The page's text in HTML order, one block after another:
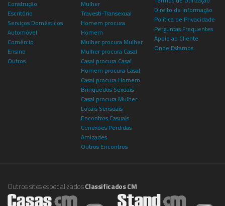
Construção
Escritório
Serviços Domésticos
Automóvel
Comércio
Ensino
Outros
Mulher
Travesti-Transexual
Homem procura
Homem
Mulher procura Mulher
Mulher procura Casal
Casal procura Casal
Homem procura Casal
Casal procura Homem
Brinquedos Sexuais
Casal procura Mulher
Locais Sensuais
Encontros Casuais
Conexões Perdidas
Amizades
Outros Encontros
Direito de Informação
Política de Privacidade
Perguntas Frequentes
Apoio ao Cliente
Onde Estamos
Outros sites especializadosClassificados CM